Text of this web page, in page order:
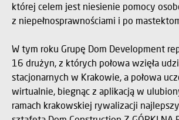
której celem jest niesienie pomocy
z niepełnosprawnościami i po
W tym roku Grupę Dom Development
16 drużyn, z których połowa wzięła
stacjonarnych w Krakowie, a połowa
wirtualnie, biegnąc z aplikacją w
ramach krakowskiej rywalizacji